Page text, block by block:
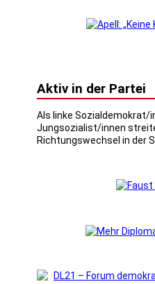
Aktiv in der Partei
Als linke Sozialdemokrat/
Jungsozialist/innen
Richtungswechsel in der